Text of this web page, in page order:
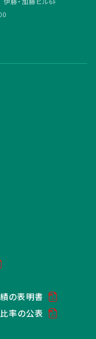
の表明書
率の公表